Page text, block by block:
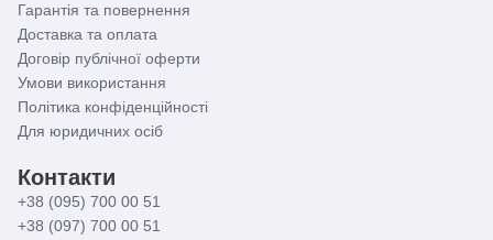
Гарантія та повернення
Доставка та оплата
Договір публічної оферти
Умови використання
Політика конфіденційності
Для юридичних осіб
Контакти
+38 (095) 700 00 51
+38 (097) 700 00 51